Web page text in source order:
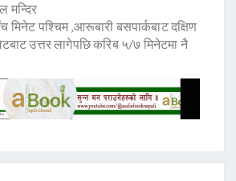
मन्दिर
मिनेट पश्चिम ,आरूबारी बसपार्कबाट दक्षिण
उत्तर लागेपछि करिब ५/७ मिनेटमा नै